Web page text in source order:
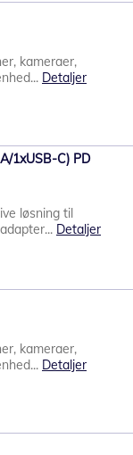
kameraer,
Detaljer
1xUSB-C) PD
løsning til
Detaljer
kameraer,
Detaljer